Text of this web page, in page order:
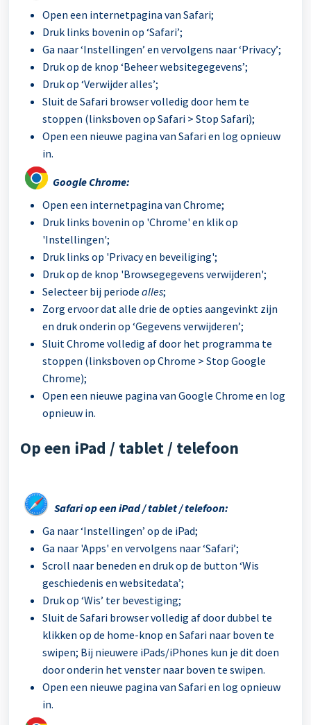
Open een internetpagina van Safari;
Druk links bovenin op ‘Safari’;
Ga naar ‘Instellingen’ en vervolgens naar ‘Privacy’;
Druk op de knop ‘Beheer websitegegevens’;
Druk op ‘Verwijder alles’;
Sluit de Safari browser volledig door hem te
stoppen (linksboven op Safari > Stop Safari);
Open een nieuwe pagina van Safari en log opnieuw
in.
Google Chrome:
Open een internetpagina van Chrome;
Druk links bovenin op 'Chrome' en klik op
'Instellingen';
Druk links op 'Privacy en beveiliging';
Druk op de knop 'Browsegegevens verwijderen';
Selecteer bij periode alles;
Zorg ervoor dat alle drie de opties aangevinkt zijn
en druk onderin op ‘Gegevens verwijderen’;
Sluit Chrome volledig af door het programma te
stoppen (linksboven op Chrome > Stop Google
Chrome);
Open een nieuwe pagina van Google Chrome en log
opnieuw in.
Op een iPad / tablet / telefoon
Safari op een iPad / tablet / telefoon:
Ga naar ‘Instellingen’ op de iPad;
Ga naar 'Apps' en vervolgens naar ‘Safari’;
Scroll naar beneden en druk op de button ‘Wis
geschiedenis en websitedata’;
Druk op ‘Wis’ ter bevestiging;
Sluit de Safari browser volledig af door dubbel te
klikken op de home-knop en Safari naar boven te
swipen; Bij nieuwere iPads/iPhones kun je dit doen
door onderin het venster naar boven te swipen.
Open een nieuwe pagina van Safari en log opnieuw
in.